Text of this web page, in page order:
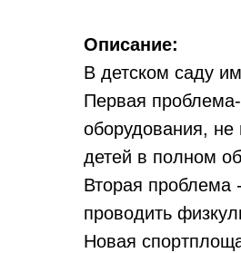
Описание:
В детском саду
Первая
оборудования,
детей в полном
Вторая проблема
проводить
Новая